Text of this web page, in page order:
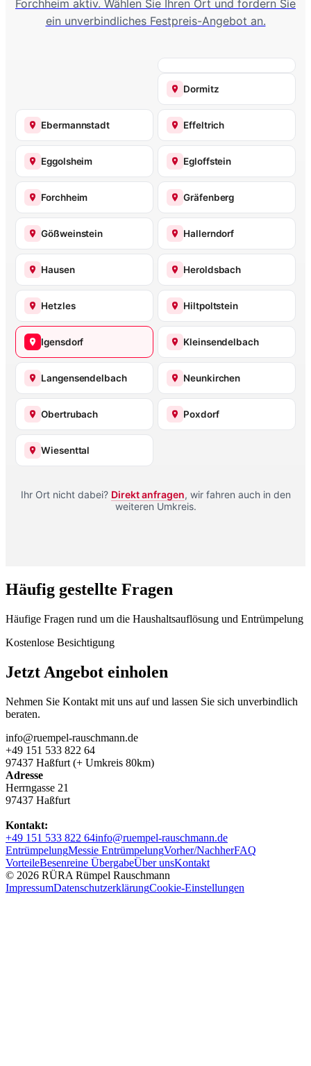
Forchheim aktiv. Wählen Sie Ihren Ort und fordern Sie
ein unverbindliches Festpreis-Angebot an.
Dormitz
Ebermannstadt Effeltrich
Eggolsheim Egloffstein
Forchheim Gräfenberg
Gößweinstein Hallerndorf
Hausen Heroldsbach
Hetzles Hiltpoltstein
Igensdorf Kleinsendelbach
Langensendelbach Neunkirchen
Obertrubach Poxdorf
Wiesenttal
Ihr Ort nicht dabei? Direkt anfragen, wir fahren auch in den
weiteren Umkreis.
Häufig gestellte Fragen
Häufige Fragen rund um die Haushaltsauflösung und Entrümpelung
Kostenlose Besichtigung
Jetzt Angebot einholen
Nehmen Sie Kontakt mit uns auf und lassen Sie sich unverbindlich
beraten.
info@ruempel-rauschmann.de
+49 151 533 822 64
97437 Haßfurt (+ Umkreis 80km)
Adresse
Herrngasse 21
97437 Haßfurt
Kontakt:
+49 151 533 822 64info@ruempel-rauschmann.de
EntrümpelungMessie EntrümpelungVorher/NachherFAQ
VorteileBesenreine ÜbergabeÜber unsKontakt
© 2026 RÜRA Rümpel Rauschmann
ImpressumDatenschutzerklärungCookie-Einstellungen